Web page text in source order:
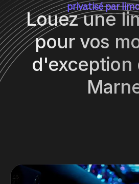
privatisé par
Louez une
pour vos
d'exception